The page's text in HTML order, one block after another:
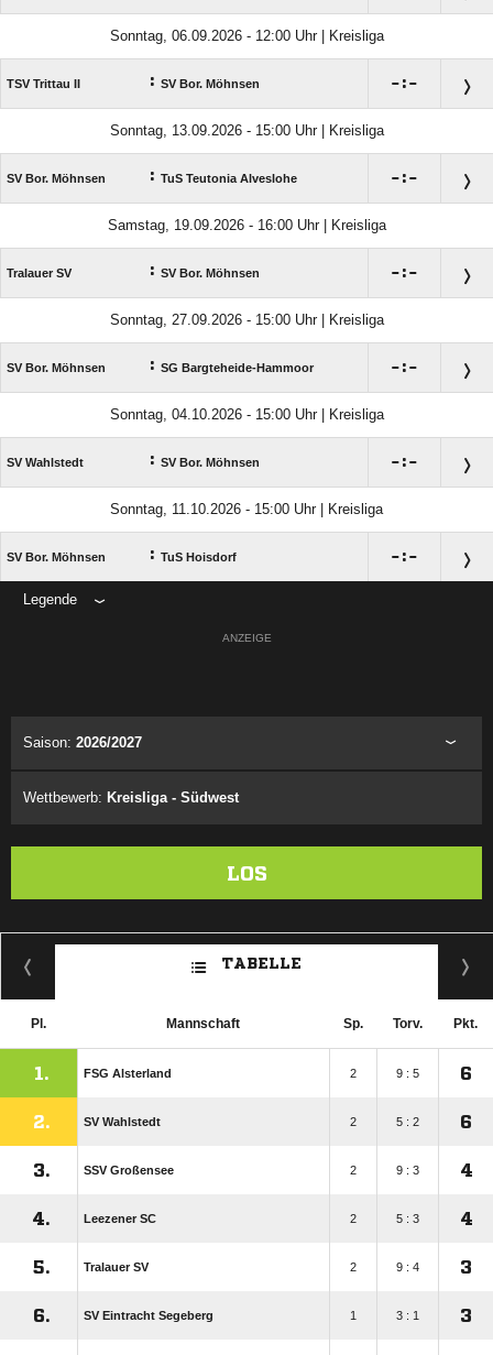
Sonntag, 06.09.2026 - 12:00 Uhr | Kreisliga
TSV Trittau II : SV Bor. Möhnsen :
Sonntag, 13.09.2026 - 15:00 Uhr | Kreisliga
SV Bor. Möhnsen : TuS Teutonia Alveslohe :
Samstag, 19.09.2026 - 16:00 Uhr | Kreisliga
Tralauer SV : SV Bor. Möhnsen :
Sonntag, 27.09.2026 - 15:00 Uhr | Kreisliga
SV Bor. Möhnsen : SG Bargteheide-Hammoor :
Sonntag, 04.10.2026 - 15:00 Uhr | Kreisliga
SV Wahlstedt : SV Bor. Möhnsen :
Sonntag, 11.10.2026 - 15:00 Uhr | Kreisliga
SV Bor. Möhnsen : TuS Hoisdorf :
Legende
ANZEIGE
Saison: 2026/2027
Wettbewerb: Kreisliga - Südwest
LOS
TABELLE
Pl. Mannschaft Sp. Torv. Pkt.
1. FSG Alsterland 2 9 : 5 6
2. SV Wahlstedt 2 5 : 2 6
3. SSV Großensee 2 9 : 3 4
4. Leezener SC 2 5 : 3 4
5. Tralauer SV 2 9 : 4 3
6. SV Eintracht Segeberg 1 3 : 1 3